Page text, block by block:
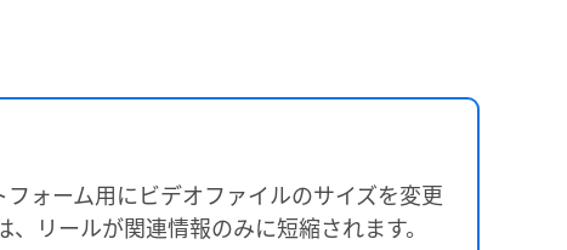
ォーム用にビデオファイルのサイズを変更
、リールが関連情報のみに短縮されます。